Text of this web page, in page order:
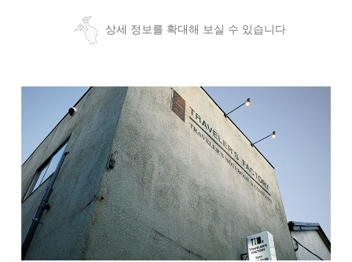
상세 정보를 확대해 보실 수 있습니다